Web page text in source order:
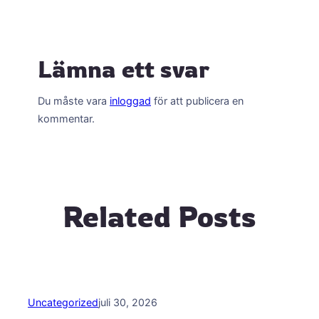
Lämna ett svar
Du måste vara inloggad för att publicera en
kommentar.
Related Posts
Uncategorizedjuli 30, 2026